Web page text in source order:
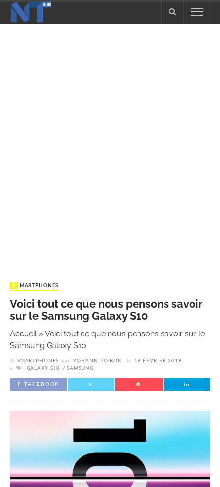
SMARTPHONES
Voici tout ce que nous pensons savoir
sur le Samsung Galaxy S10
Accueil»Voici tout ce que nous pensons savoir sur le
Samsung Galaxy S10
SMARTPHONES par YOHANN POIRON le
19 FÉVRIER 2019
GALAXY S10
SAMSUNG
FACEBOOK